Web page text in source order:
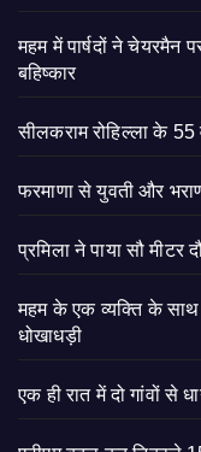
महम में पार्षदों ने चेयरमैन
बहिष्कार
सीलकराम रोहिल्ला के
फरमाणा से युवती और
प्रमिला ने पाया सौ मीटर
महम के एक व्यक्ति के
धोखाधड़ी
एक ही रात में दो गांवों से